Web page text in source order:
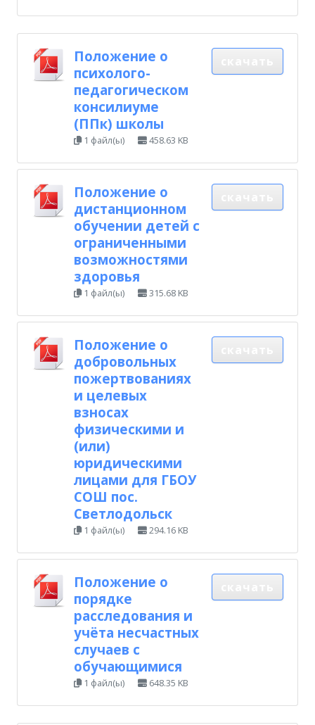
Положение о
психолого-
педагогическом
консилиуме
(ППк) школы
1 файл(ы) 458.63 KB
Положение о
дистанционном
обучении детей с
ограниченными
возможностями
здоровья
1 файл(ы) 315.68 KB
Положение о
добровольных
пожертвованиях
и целевых
взносах
физическими и
(или)
юридическими
лицами для ГБОУ
СОШ пос.
Светлодольск
1 файл(ы) 294.16 KB
Положение о
порядке
расследования и
учёта несчастных
случаев с
обучающимися
1 файл(ы) 648.35 KB